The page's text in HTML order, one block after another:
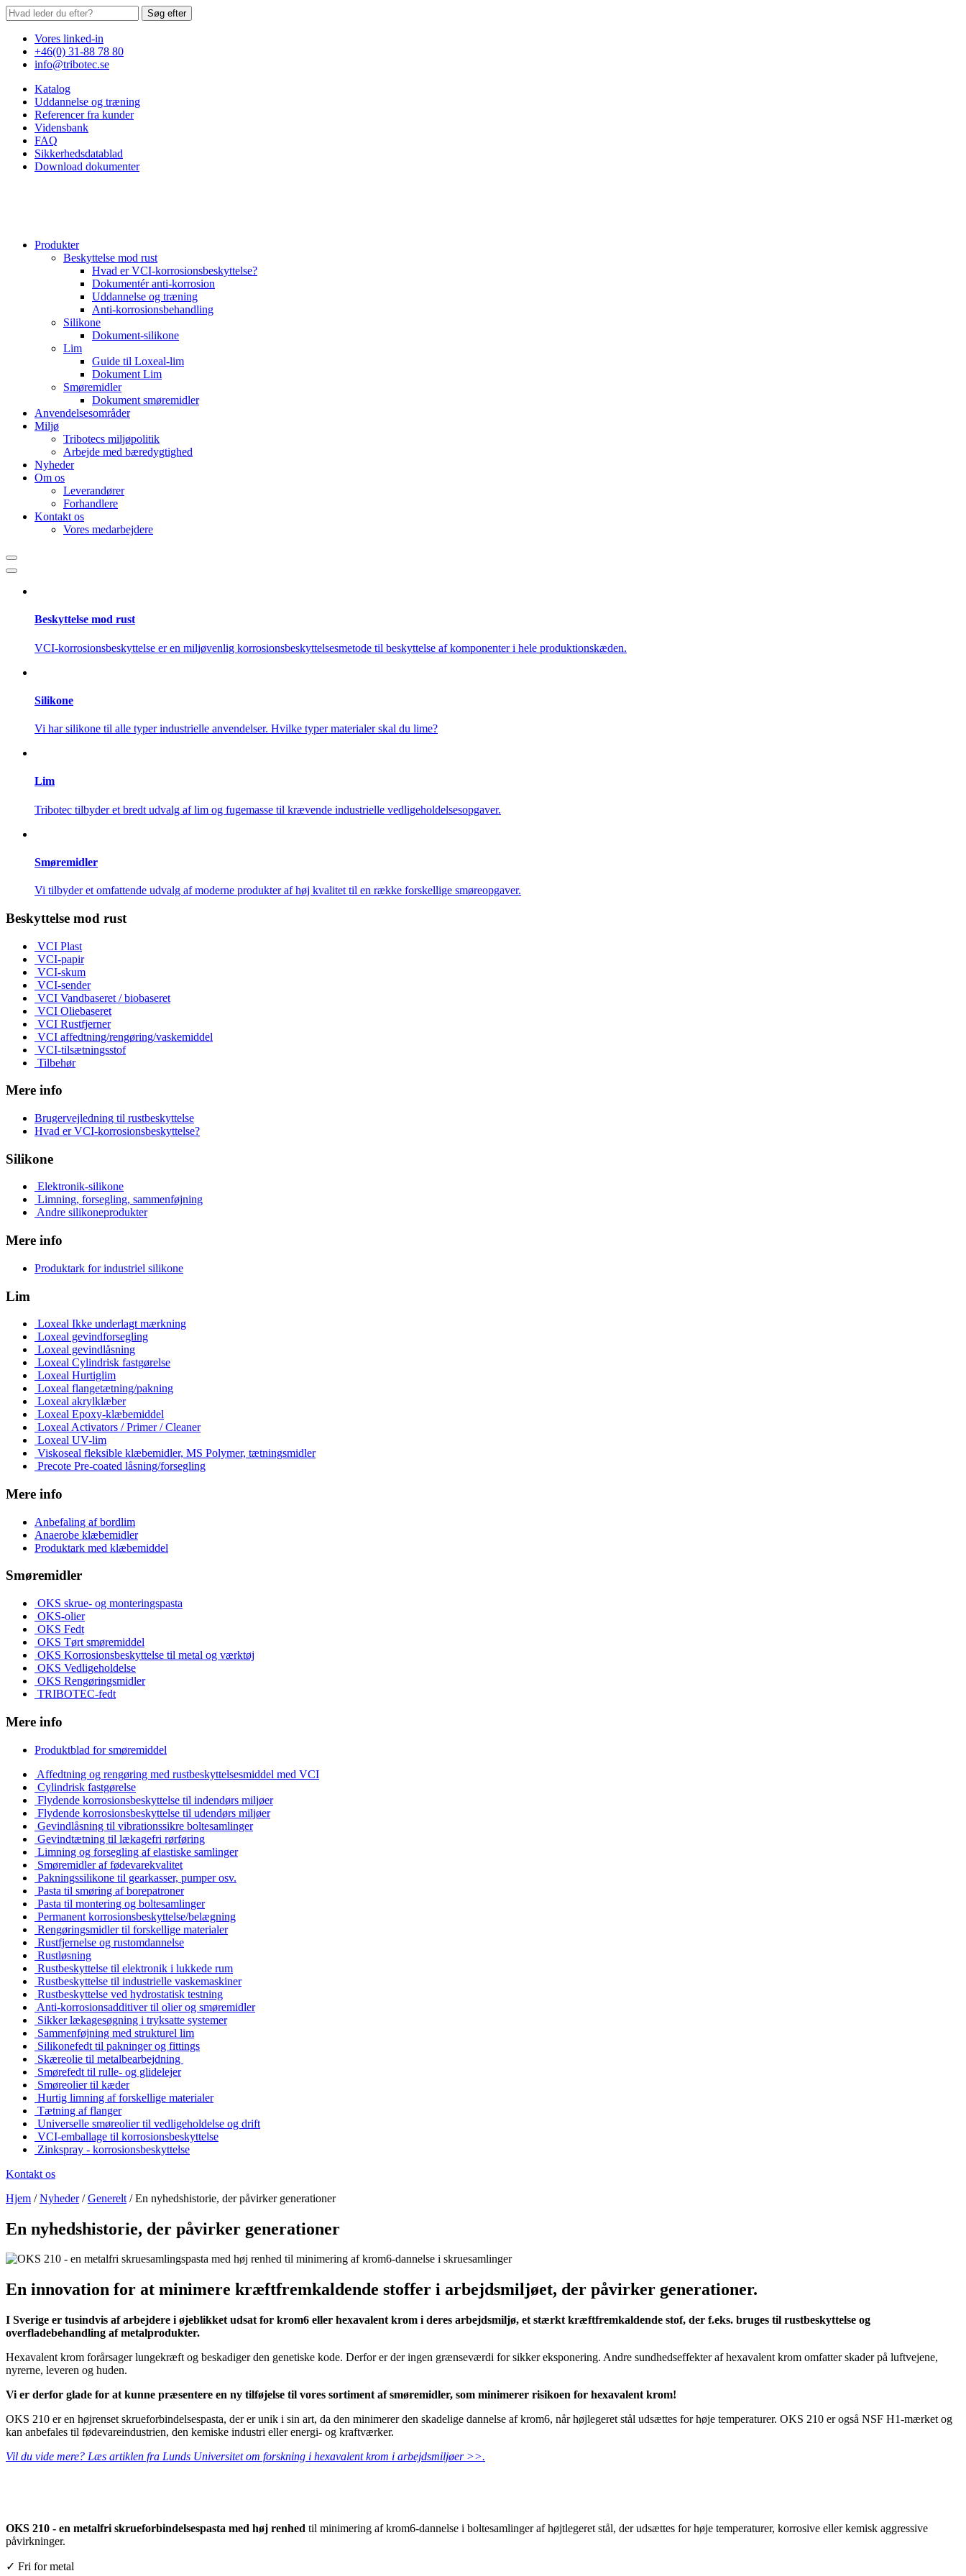
Søg efter
Vores linked-in
+46(0) 31-88 78 80
info@tribotec.se
Katalog
Uddannelse og træning
Referencer fra kunder
Vidensbank
FAQ
Sikkerhedsdatablad
Download dokumenter
Produkter
Beskyttelse mod rust
Hvad er VCI-korrosionsbeskyttelse?
Dokumentér anti-korrosion
Uddannelse og træning
Anti-korrosionsbehandling
Silikone
Dokument-silikone
Lim
Guide til Loxeal-lim
Dokument Lim
Smøremidler
Dokument smøremidler
Anvendelsesområder
Miljø
Tribotecs miljøpolitik
Arbejde med bæredygtighed
Nyheder
Om os
Leverandører
Forhandlere
Kontakt os
Vores medarbejdere
Beskyttelse mod rust
VCI-korrosionsbeskyttelse er en miljøvenlig korrosionsbeskyttelsesmetode til beskyttelse af komponenter i hele produktionskæden.
Silikone
Vi har silikone til alle typer industrielle anvendelser. Hvilke typer materialer skal du lime?
Lim
Tribotec tilbyder et bredt udvalg af lim og fugemasse til krævende industrielle vedligeholdelsesopgaver.
Smøremidler
Vi tilbyder et omfattende udvalg af moderne produkter af høj kvalitet til en række forskellige smøreopgaver.
Beskyttelse mod rust
VCI Plast
VCI-papir
VCI-skum
VCI-sender
VCI Vandbaseret / biobaseret
VCI Oliebaseret
VCI Rustfjerner
VCI affedtning/rengøring/vaskemiddel
VCI-tilsætningsstof
Tilbehør
Mere info
Brugervejledning til rustbeskyttelse
Hvad er VCI-korrosionsbeskyttelse?
Silikone
Elektronik-silikone
Limning, forsegling, sammenføjning
Andre silikoneprodukter
Mere info
Produktark for industriel silikone
Lim
Loxeal Ikke underlagt mærkning
Loxeal gevindforsegling
Loxeal gevindlåsning
Loxeal Cylindrisk fastgørelse
Loxeal Hurtiglim
Loxeal flangetætning/pakning
Loxeal akrylklæber
Loxeal Epoxy-klæbemiddel
Loxeal Activators / Primer / Cleaner
Loxeal UV-lim
Viskoseal fleksible klæbemidler, MS Polymer, tætningsmidler
Precote Pre-coated låsning/forsegling
Mere info
Anbefaling af bordlim
Anaerobe klæbemidler
Produktark med klæbemiddel
Smøremidler
OKS skrue- og monteringspasta
OKS-olier
OKS Fedt
OKS Tørt smøremiddel
OKS Korrosionsbeskyttelse til metal og værktøj
OKS Vedligeholdelse
OKS Rengøringsmidler
TRIBOTEC-fedt
Mere info
Produktblad for smøremiddel
Affedtning og rengøring med rustbeskyttelsesmiddel med VCI
Cylindrisk fastgørelse
Flydende korrosionsbeskyttelse til indendørs miljøer
Flydende korrosionsbeskyttelse til udendørs miljøer
Gevindlåsning til vibrationssikre boltesamlinger
Gevindtætning til lækagefri rørføring
Limning og forsegling af elastiske samlinger
Smøremidler af fødevarekvalitet
Pakningssilikone til gearkasser, pumper osv.
Pasta til smøring af borepatroner
Pasta til montering og boltesamlinger
Permanent korrosionsbeskyttelse/belægning
Rengøringsmidler til forskellige materialer
Rustfjernelse og rustomdannelse
Rustløsning
Rustbeskyttelse til elektronik i lukkede rum
Rustbeskyttelse til industrielle vaskemaskiner
Rustbeskyttelse ved hydrostatisk testning
Anti-korrosionsadditiver til olier og smøremidler
Sikker lækagesøgning i tryksatte systemer
Sammenføjning med strukturel lim
Silikonefedt til pakninger og fittings
Skæreolie til metalbearbejdning
Smørefedt til rulle- og glidelejer
Smøreolier til kæder
Hurtig limning af forskellige materialer
Tætning af flanger
Universelle smøreolier til vedligeholdelse og drift
VCI-emballage til korrosionsbeskyttelse
Zinkspray - korrosionsbeskyttelse
Kontakt os
Hjem /Nyheder/Generelt /En nyhedshistorie, der påvirker generationer
En nyhedshistorie, der påvirker generationer
En innovation for at minimere kræftfremkaldende stoffer i arbejdsmiljøet, der påvirker generationer.
I Sverige er tusindvis af arbejdere i øjeblikket udsat for krom6 eller hexavalent krom i deres arbejdsmiljø, et stærkt kræftfremkaldende stof, der f.eks. bruges til rustbeskyttelse og
overfladebehandling af metalprodukter.
Hexavalent krom forårsager lungekræft og beskadiger den genetiske kode. Derfor er der ingen grænseværdi for sikker eksponering. Andre sundhedseffekter af hexavalent krom omfatter skader på luftvejene,
nyrerne, leveren og huden.
Vi er derfor glade for at kunne præsentere en ny tilføjelse til vores sortiment af smøremidler, som minimerer risikoen for hexavalent krom!
OKS 210 er en højrenset skrueforbindelsespasta, der er unik i sin art, da den minimerer den skadelige dannelse af krom6, når højlegeret stål udsættes for høje temperaturer. OKS 210 er også NSF H1-mærket og
kan anbefales til fødevareindustrien, den kemiske industri eller energi- og kraftværker.
Vil du vide mere? Læs artiklen fra Lunds Universitet om forskning i hexavalent krom i arbejdsmiljøer >>.
OKS 210 - en metalfri skrueforbindelsespasta med høj renhed til minimering af krom6-dannelse i boltesamlinger af højtlegeret stål, der udsættes for høje temperaturer, korrosive eller kemisk aggressive
påvirkninger.
✓ Fri for metal